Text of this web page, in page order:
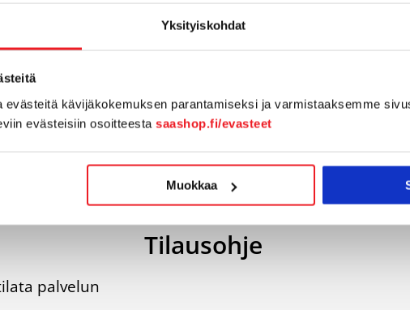
Yksityiskohdat
evästeitä kävijäkokemuksen parantamiseksi ja varmistaaksemme
evästeisiin osoitteesta saashop.fi/evasteet
Muokkaa
Tilausohje
palvelun